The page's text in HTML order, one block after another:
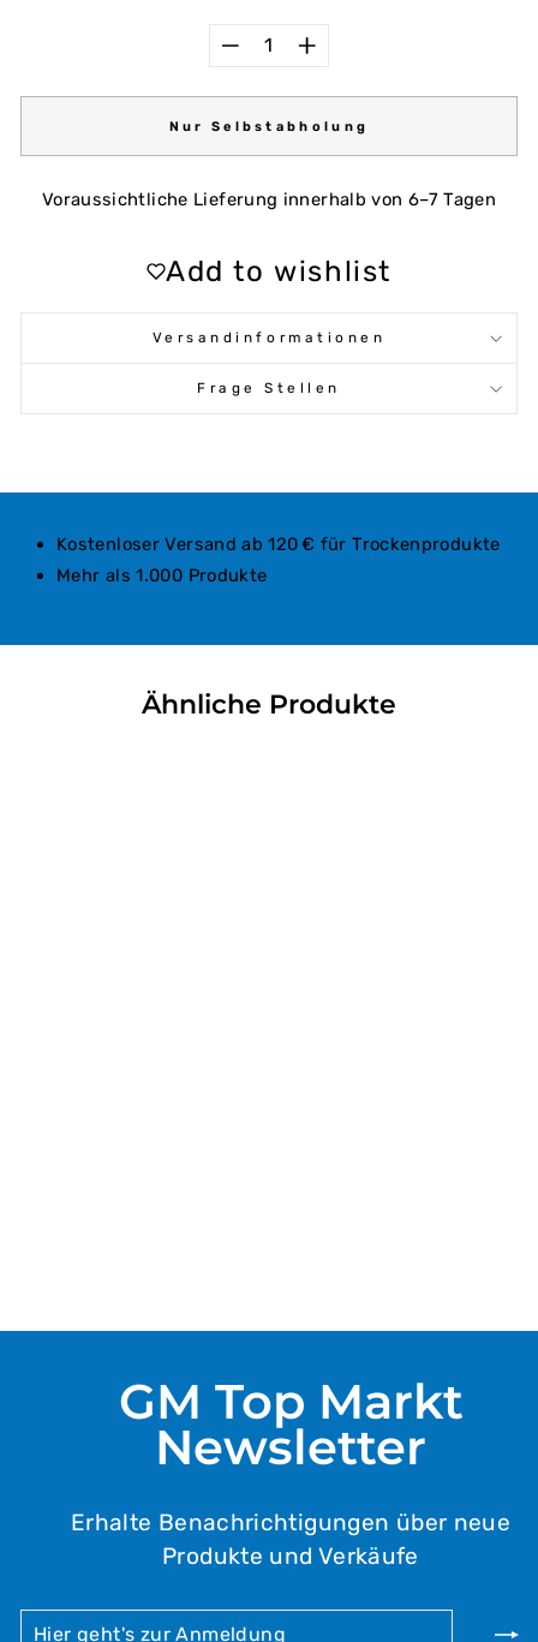
− +
Nur Selbstabholung
Voraussichtliche Lieferung innerhalb von 6–7 Tagen
Add to wishlist
Versandinformationen
Frage Stellen
Kostenloser Versand ab 120 € für Trockenprodukte
Mehr als 1.000 Produkte
Ähnliche Produkte
GM Top Markt
Newsletter
Erhalte Benachrichtigungen über neue
Produkte und Verkäufe